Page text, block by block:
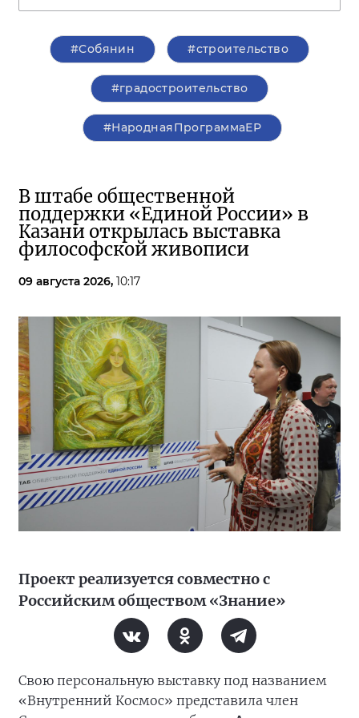
#Собянин #строительство
#градостроительство
#НароднаяПрограммаЕР
В штабе общественной
поддержки «Единой России» в
Казани открылась выставка
философской живописи
09 августа 2026, 10:17
Проект реализуется совместно с
Российским обществом «Знание»
Свою персональную выставку под названием
«Внутренний Космос» представила член